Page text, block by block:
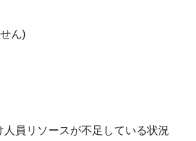
ん)
員リソースが不足している状況